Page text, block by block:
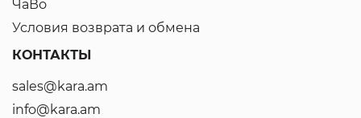
ЧаВо
Условия возврата и обмена
КОНТАКТЫ
sales@kara.am
info@kara.am